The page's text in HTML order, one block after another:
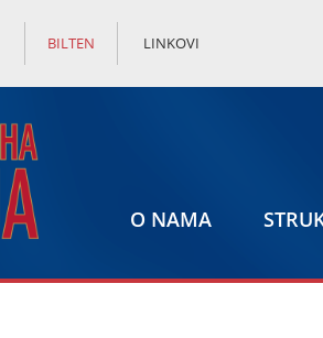
BILTEN LINKOVI
O NAMA